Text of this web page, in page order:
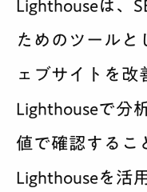
Lighthouseは、
ためのツールと
ェブサイトを改
Lighthouseで分
値で確認するこ
Lighthouseを活